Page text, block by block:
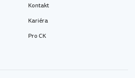
Kontakt
Kariéra
Pro CK